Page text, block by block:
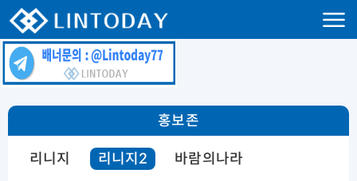
리니지 프리서버 홍보 및 프리서버 홍보 커뮤니티 사이트 린투데이 입니다.
홍보존
리니지 리니지2
바람의나라